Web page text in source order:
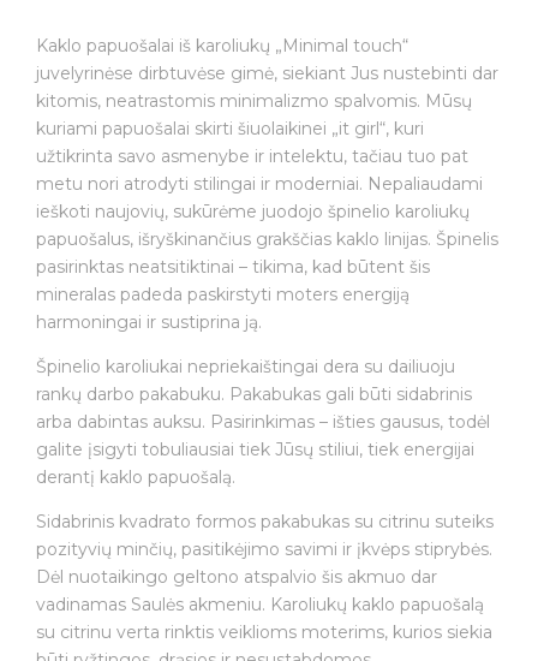
Kaklo papuošalai iš karoliukų „Minimal touch“
juvelyrinėse dirbtuvėse gimė, siekiant Jus nustebinti dar
kitomis, neatrastomis minimalizmo spalvomis. Mūsų
kuriami papuošalai skirti šiuolaikinei „it girl“, kuri
užtikrinta savo asmenybe ir intelektu, tačiau tuo pat
metu nori atrodyti stilingai ir moderniai. Nepaliaudami
ieškoti naujovių, sukūrėme juodojo špinelio karoliukų
papuošalus, išryškinančius grakščias kaklo linijas. Špinelis
pasirinktas neatsitiktinai – tikima, kad būtent šis
mineralas padeda paskirstyti moters energiją
harmoningai ir sustiprina ją.
Špinelio karoliukai nepriekaištingai dera su dailiuoju
rankų darbo pakabuku. Pakabukas gali būti sidabrinis
arba dabintas auksu. Pasirinkimas – išties gausus, todėl
galite įsigyti tobuliausiai tiek Jūsų stiliui, tiek energijai
derantį kaklo papuošalą.
Sidabrinis kvadrato formos pakabukas su citrinu suteiks
pozityvių minčių, pasitikėjimo savimi ir įkvėps stiprybės.
Dėl nuotaikingo geltono atspalvio šis akmuo dar
vadinamas Saulės akmeniu. Karoliukų kaklo papuošalą
su citrinu verta rinktis veiklioms moterims, kurios siekia